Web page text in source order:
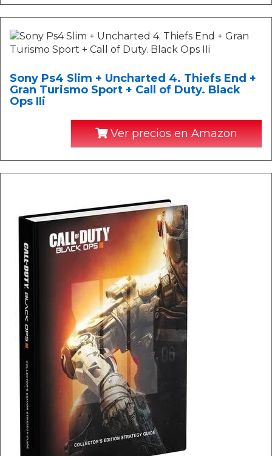
Sony Ps4 Slim + Uncharted 4. Thiefs End +
Gran Turismo Sport + Call of Duty. Black
Ops IIi
Ver precios en Amazon